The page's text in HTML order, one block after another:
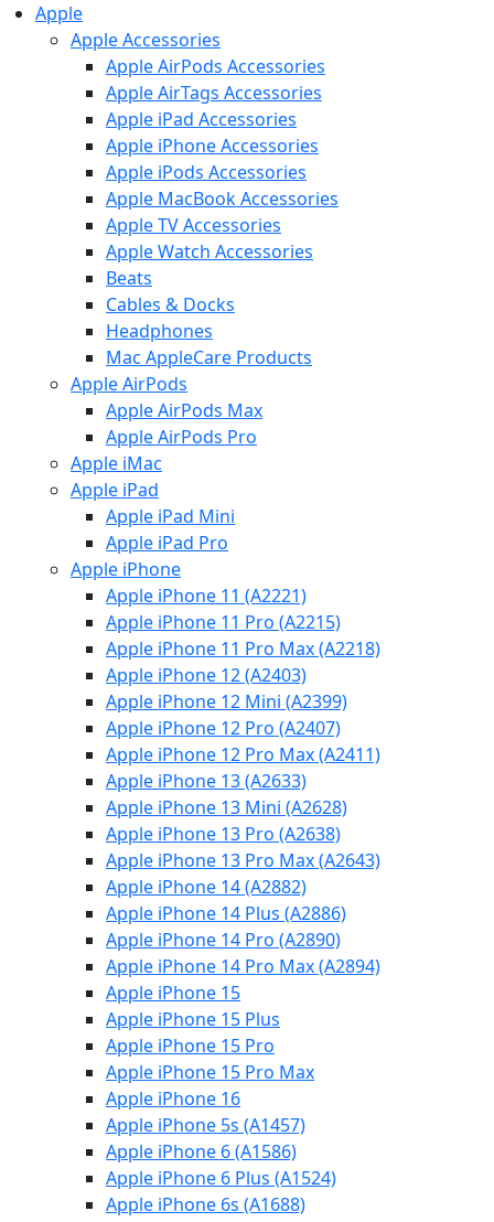
Apple
Apple Accessories
Apple AirPods Accessories
Apple AirTags Accessories
Apple iPad Accessories
Apple iPhone Accessories
Apple iPods Accessories
Apple MacBook Accessories
Apple TV Accessories
Apple Watch Accessories
Beats
Cables & Docks
Headphones
Mac AppleCare Products
Apple AirPods
Apple AirPods Max
Apple AirPods Pro
Apple iMac
Apple iPad
Apple iPad Mini
Apple iPad Pro
Apple iPhone
Apple iPhone 11 (A2221)
Apple iPhone 11 Pro (A2215)
Apple iPhone 11 Pro Max (A2218)
Apple iPhone 12 (A2403)
Apple iPhone 12 Mini (A2399)
Apple iPhone 12 Pro (A2407)
Apple iPhone 12 Pro Max (A2411)
Apple iPhone 13 (A2633)
Apple iPhone 13 Mini (A2628)
Apple iPhone 13 Pro (A2638)
Apple iPhone 13 Pro Max (A2643)
Apple iPhone 14 (A2882)
Apple iPhone 14 Plus (A2886)
Apple iPhone 14 Pro (A2890)
Apple iPhone 14 Pro Max (A2894)
Apple iPhone 15
Apple iPhone 15 Plus
Apple iPhone 15 Pro
Apple iPhone 15 Pro Max
Apple iPhone 16
Apple iPhone 5s (A1457)
Apple iPhone 6 (A1586)
Apple iPhone 6 Plus (A1524)
Apple iPhone 6s (A1688)